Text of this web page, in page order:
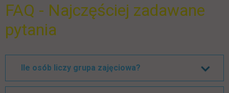
FAQ - Najczęściej zadawane
pytania
Ile osób liczy grupa zajęciowa?